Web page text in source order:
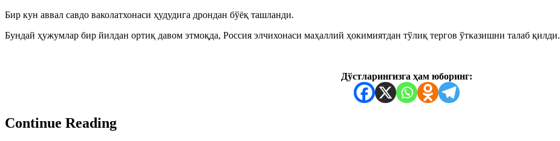
Бир кун аввал савдо ваколатхонаси ҳудудига дрондан бўёқ ташланди.
Бундай ҳужумлар бир йилдан ортиқ давом этмоқда, Россия элчихонаси маҳаллий ҳокимиятдан тўлиқ тергов ўтказишни талаб қилди.
Дўстларингизга ҳам юборинг:
Continue Reading